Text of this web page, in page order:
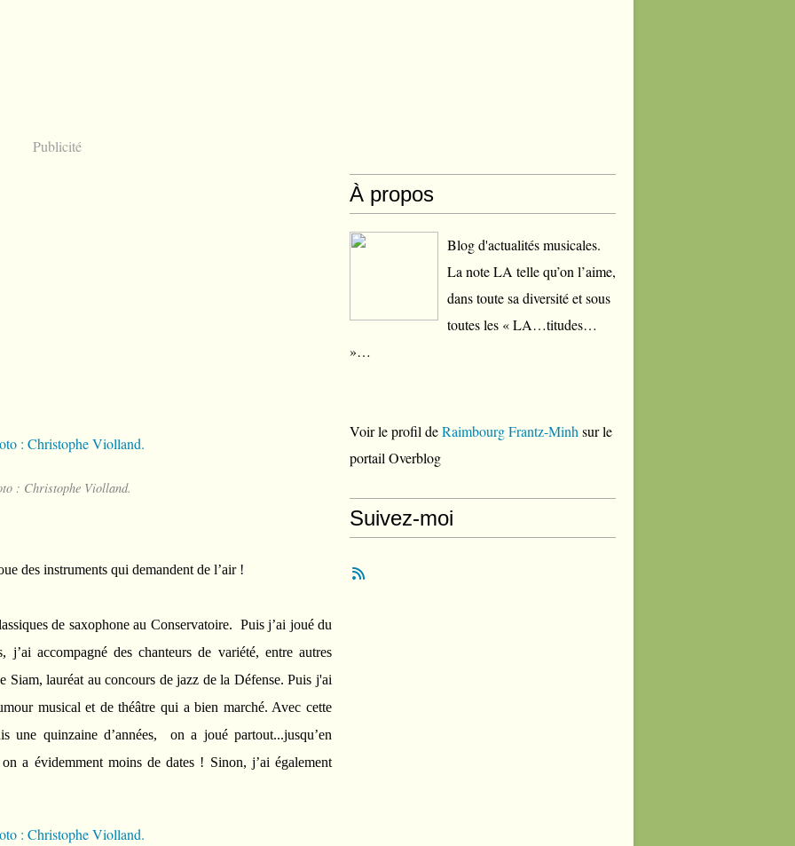
Publicité
: Christophe Violland.
des instruments qui demandent de l’air !
de saxophone au Conservatoire. Puis j’ai joué du
j’ai accompagné des chanteurs de variété, entre autres
lauréat au concours de jazz de la Défense. Puis j'ai
musical et de théâtre qui a bien marché. Avec cette
une quinzaine d’années, on a joué partout...jusqu’en
a évidemment moins de dates ! Sinon, j’ai également
À propos
Blog d'actualités musicales.
La note LA telle qu’on l’aime,
dans toute sa diversité et sous
toutes les « LA…titudes…
»…
Voir le profil deRaimbourg Frantz-Minh sur le
portail Overblog
Suivez-moi